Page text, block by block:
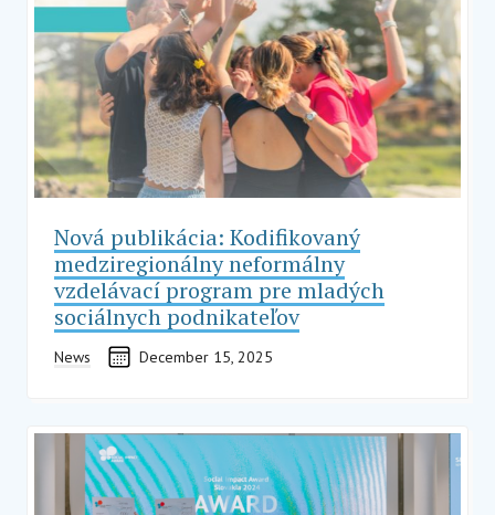
Nová publikácia: Kodifikovaný
medziregionálny neformálny
vzdelávací program pre mladých
sociálnych podnikateľov
News December 15, 2025